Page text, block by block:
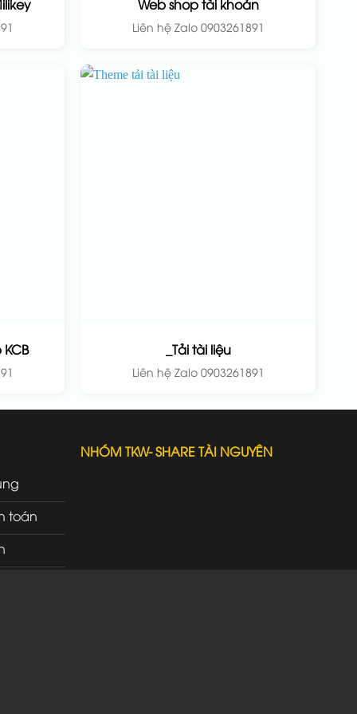
Web shop tài khoản
Liên hệ Zalo 0903261891
_Tải tài liệu
Liên hệ Zalo 0903261891
toán
NHÓM TKW- SHARE TÀI NGUYÊN